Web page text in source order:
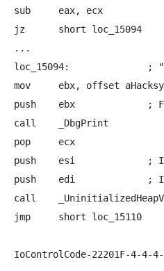
sub     eax, ecx
jz      short loc_15094
...
loc_15094:              ; "******
mov     ebx, offset
push    ebx             ;
call    _DbgPrint
pop     ecx
push    esi             ;
push    edi             ;
call
jmp     short loc_15110
IoControlCode-22201F-4-4-